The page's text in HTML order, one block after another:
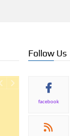
Follow Us
facebook